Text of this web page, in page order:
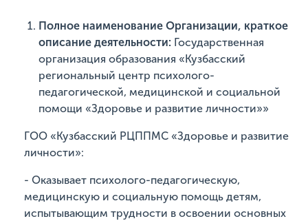
Полное наименование Организации, краткое
описание деятельности: Государственная
организация образования «Кузбасский
региональный центр психолого-
педагогической, медицинской и социальной
помощи «Здоровье и развитие личности»»
ГОО «Кузбасский РЦППМС «Здоровье и развитие
личности»:
- Оказывает психолого-педагогическую,
медицинскую и социальную помощь детям,
испытывающим трудности в освоении основных